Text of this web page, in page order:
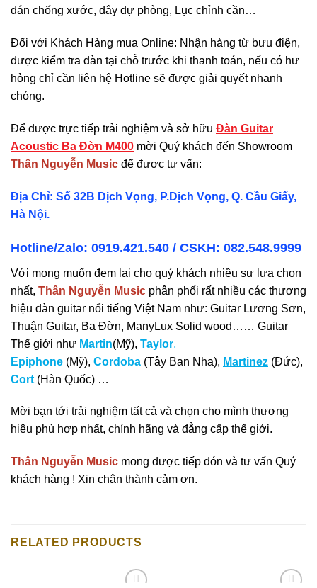
dán chống xước, dây dự phòng, Lục chỉnh cần…
Đối với Khách Hàng mua Online: Nhận hàng từ bưu điện,
được kiểm tra đàn tại chỗ trước khi thanh toán, nếu có hư
hỏng chỉ cần liên hệ Hotline sẽ được giải quyết nhanh
chóng.
Để được trực tiếp trải nghiệm và sở hữu Đàn Guitar
Acoustic Ba Đờn M400 mời Quý khách đến Showroom
Thân Nguyễn Music để được tư vấn:
Địa Chỉ: Số 32B Dịch Vọng, P.Dịch Vọng, Q. Cầu Giấy,
Hà Nội.
Hotline/Zalo: 0919.421.540 / CSKH: 082.548.9999
Với mong muốn đem lại cho quý khách nhiều sự lựa chọn
nhất, Thân Nguyễn Music phân phối rất nhiều các thương
hiệu đàn guitar nổi tiếng Việt Nam như: Guitar Lương Sơn,
Thuận Guitar, Ba Đờn, ManyLux Solid wood…… Guitar
Thế giới như Martin(Mỹ), Taylor,
Epiphone (Mỹ), Cordoba (Tây Ban Nha), Martinez (Đức),
Cort (Hàn Quốc) …
Mời bạn tới trải nghiệm tất cả và chọn cho mình thương
hiệu phù hợp nhất, chính hãng và đẳng cấp thế giới.
Thân Nguyễn Music mong được tiếp đón và tư vấn Quý
khách hàng ! Xin chân thành cảm ơn.
RELATED PRODUCTS